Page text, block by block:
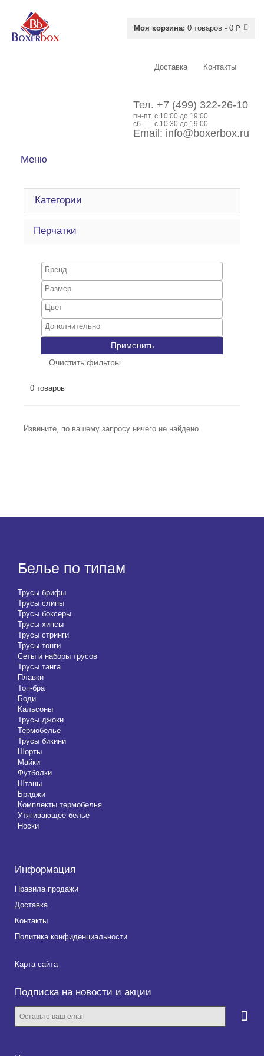
Моя корзина: 0 товаров - 0 ₽
Доставка Контакты
Тел. +7 (499) 322-26-10
пн-пт. c 10:00 до 19:00
сб.
с 10:30 до 19:00
Email: info@boxerbox.ru
Меню
Категории
Перчатки
Применить
Очистить фильтры
0 товаров
Извините, по вашему запросу ничего не найдено
Белье по типам
Трусы брифы
Трусы слипы
Трусы боксеры
Трусы хипсы
Трусы стринги
Трусы тонги
Сеты и наборы трусов
Трусы танга
Плавки
Топ-бра
Боди
Кальсоны
Трусы джоки
Термобелье
Трусы бикини
Шорты
Майки
Футболки
Штаны
Бриджи
Комплекты термобелья
Утягивающее белье
Носки
Информация
Правила продажи
Доставка
Контакты
Политика конфиденциальности
Карта сайта
Подписка на новости и акции